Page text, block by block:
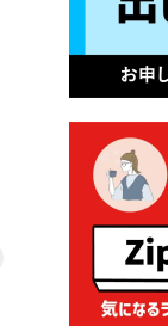
ンディ
実施に
2026年
る各
明書の
2026年
収
2026年
ーナー